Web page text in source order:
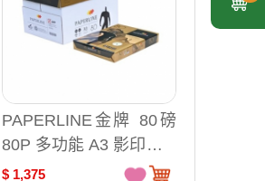
PAPERLINE金牌 80磅
80P 多功能 A3 影印紙 5
包 /箱
$ 1,375